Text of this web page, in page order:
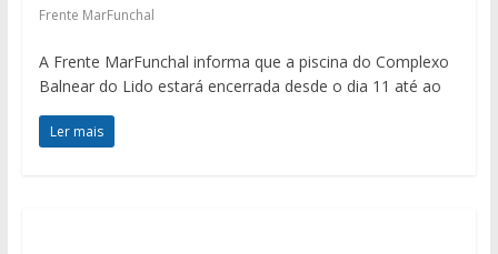
Frente MarFunchal
A Frente MarFunchal informa que a piscina do Complexo
Balnear do Lido estará encerrada desde o dia 11 até ao
Ler mais